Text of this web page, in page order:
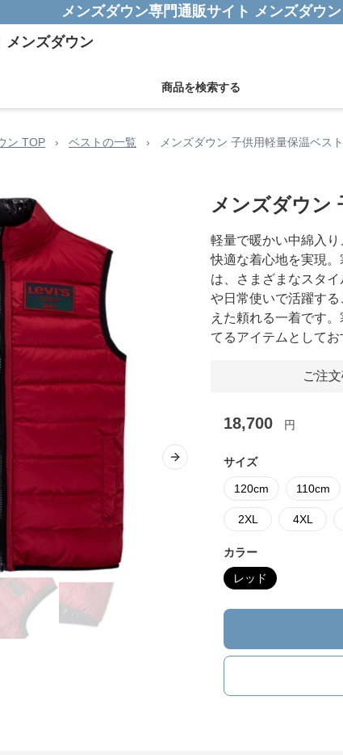
メンズダウン専門通販サイト メンズダウン
商品を検索する
ン TOP › ベストの一覧 › メンズダウン 子供用軽量保温ベスト
Next slide
メンズダウン
軽量で暖かい中綿入り
快適な着心地を実現
は、さまざまなスタ
や日常使いで活躍す
えた頼れる一着です
てるアイテムとしてお
ご注
18,700 円
サイズ
120cm 110cm
2XL 4XL
カラー
レッド